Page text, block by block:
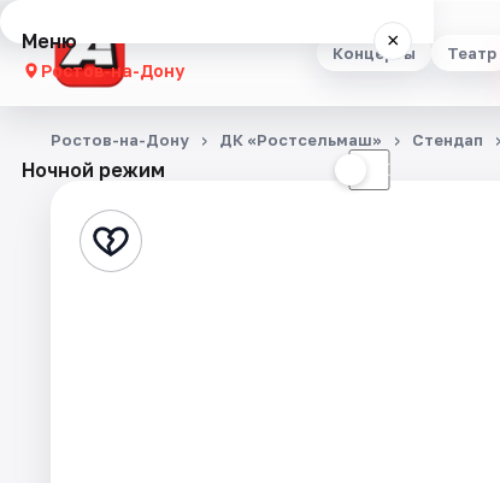
Концерты Театр
Меню ×
Ростов-на-Дону
Концерты
Стендап
Ночной режим ☾
Ростов-на-Дону ДК «Ростсельмаш» Стендап